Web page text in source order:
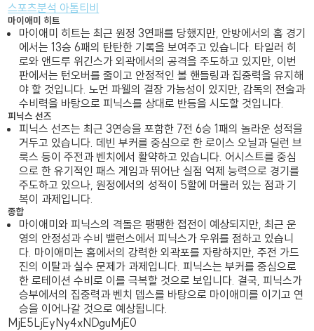
스포츠분석 아톰티비
마이애미 히트
마이애미 히트는 최근 원정 3연패를 당했지만, 안방에서의 홈 경기
에서는 13승 6패의 탄탄한 기록을 보여주고 있습니다. 타일러 히
로와 앤드루 위긴스가 외곽에서의 공격을 주도하고 있지만, 이번
판에서는 턴오버를 줄이고 안정적인 볼 핸들링과 집중력을 유지해
야 할 것입니다. 노먼 파웰의 결장 가능성이 있지만, 감독의 전술과
수비력을 바탕으로 피닉스를 상대로 반등을 시도할 것입니다.
피닉스 선즈
피닉스 선즈는 최근 3연승을 포함한 7전 6승 1패의 놀라운 성적을
거두고 있습니다. 데빈 부커를 중심으로 한 로이스 오닐과 딜런 브
룩스 등이 주전과 벤치에서 활약하고 있습니다. 어시스트를 중심
으로 한 유기적인 패스 게임과 뛰어난 실점 억제 능력으로 경기를
주도하고 있으나, 원정에서의 성적이 5할에 머물러 있는 점과 기
복이 과제입니다.
종합
마이애미와 피닉스의 격돌은 팽팽한 접전이 예상되지만, 최근 운
영의 안정성과 수비 밸런스에서 피닉스가 우위를 점하고 있습니
다. 마이애미는 홈에서의 강력한 외곽포를 자랑하지만, 주전 가드
진의 이탈과 실수 문제가 과제입니다. 피닉스는 부커를 중심으로
한 로테이션 수비로 이를 극복할 것으로 보입니다. 결국, 피닉스가
승부에서의 집중력과 벤치 뎁스를 바탕으로 마이애미를 이기고 연
승을 이어나갈 것으로 예상됩니다.
MjE5LjEyNy4xNDguMjE0